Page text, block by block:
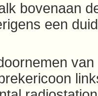
bovenaan
een